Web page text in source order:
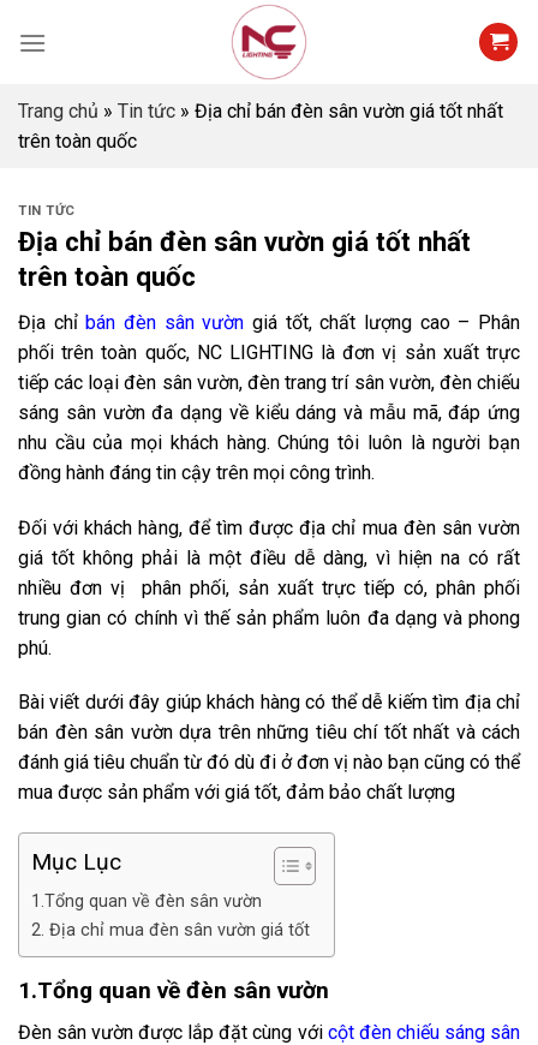
Trang chủ » Tin tức » Địa chỉ bán đèn sân vườn giá tốt nhất
trên toàn quốc
TIN TỨC
Địa chỉ bán đèn sân vườn giá tốt nhất
trên toàn quốc
Địa chỉbán đèn sân vườn giá tốt, chất lượng cao – Phân
phối trên toàn quốc, NC LIGHTING là đơn vị sản xuất trực
tiếp các loại đèn sân vườn, đèn trang trí sân vườn, đèn chiếu
sáng sân vườn đa dạng về kiểu dáng và mẫu mã, đáp ứng
nhu cầu của mọi khách hàng. Chúng tôi luôn là người bạn
đồng hành đáng tin cậy trên mọi công trình.
Đối với khách hàng, để tìm được địa chỉ mua đèn sân vườn
giá tốt không phải là một điều dễ dàng, vì hiện na có rất
nhiều đơn vị phân phối, sản xuất trực tiếp có, phân phối
trung gian có chính vì thế sản phẩm luôn đa dạng và phong
phú.
Bài viết dưới đây giúp khách hàng có thể dễ kiếm tìm địa chỉ
bán đèn sân vườn dựa trên những tiêu chí tốt nhất và cách
đánh giá tiêu chuẩn từ đó dù đi ở đơn vị nào bạn cũng có thể
mua được sản phẩm với giá tốt, đảm bảo chất lượng
Mục Lục
1.Tổng quan về đèn sân vườn
2. Địa chỉ mua đèn sân vườn giá tốt
1.Tổng quan về đèn sân vườn
Đèn sân vườn được lắp đặt cùng với cột đèn chiếu sáng sân